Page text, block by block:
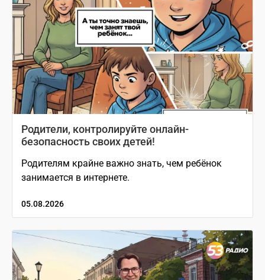
Родители, контролируйте онлайн-
безопасность своих детей!
Родителям крайне важно знать, чем ребёнок
занимается в интернете.
05.08.2026